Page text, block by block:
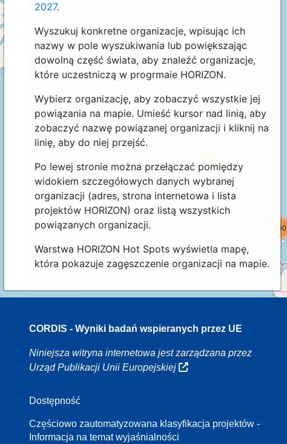
2027.
Wyszukuj konkretne organizacje, wpisując ich
nazwy w pole wyszukiwania lub powiększając
dowolną część świata, aby znaleźć organizacje,
które uczestniczą w progrmaie HORIZON.
Wybierz organizację, aby zobaczyć wszystkie jej
powiązania na mapie. Umieść kursor nad linią, aby
zobaczyć nazwę powiązanej organizacji i kliknij na
linię, aby do niej przejść.
Po lewej stronie można przełączać pomiędzy
widokiem szczegółowych danych wybranej
organizacji (adres, strona internetowa i lista
projektów HORIZON) oraz listą wszystkich
powiązanych organizacji.
Warstwa HORIZON Hot Spots wyświetla mapę,
która pokazuje zagęszczenie organizacji na mapie.
16
160
CORDIS - Wyniki badań wspieranych przez UE
Niniejsza witryna internetowa jest zarządzana przez
Urząd Publikacji Unii Europejskiej
Dostępność
Częściowo zautomatyzowana klasyfikacja projektów -
Informacja na temat wyjaśnialności